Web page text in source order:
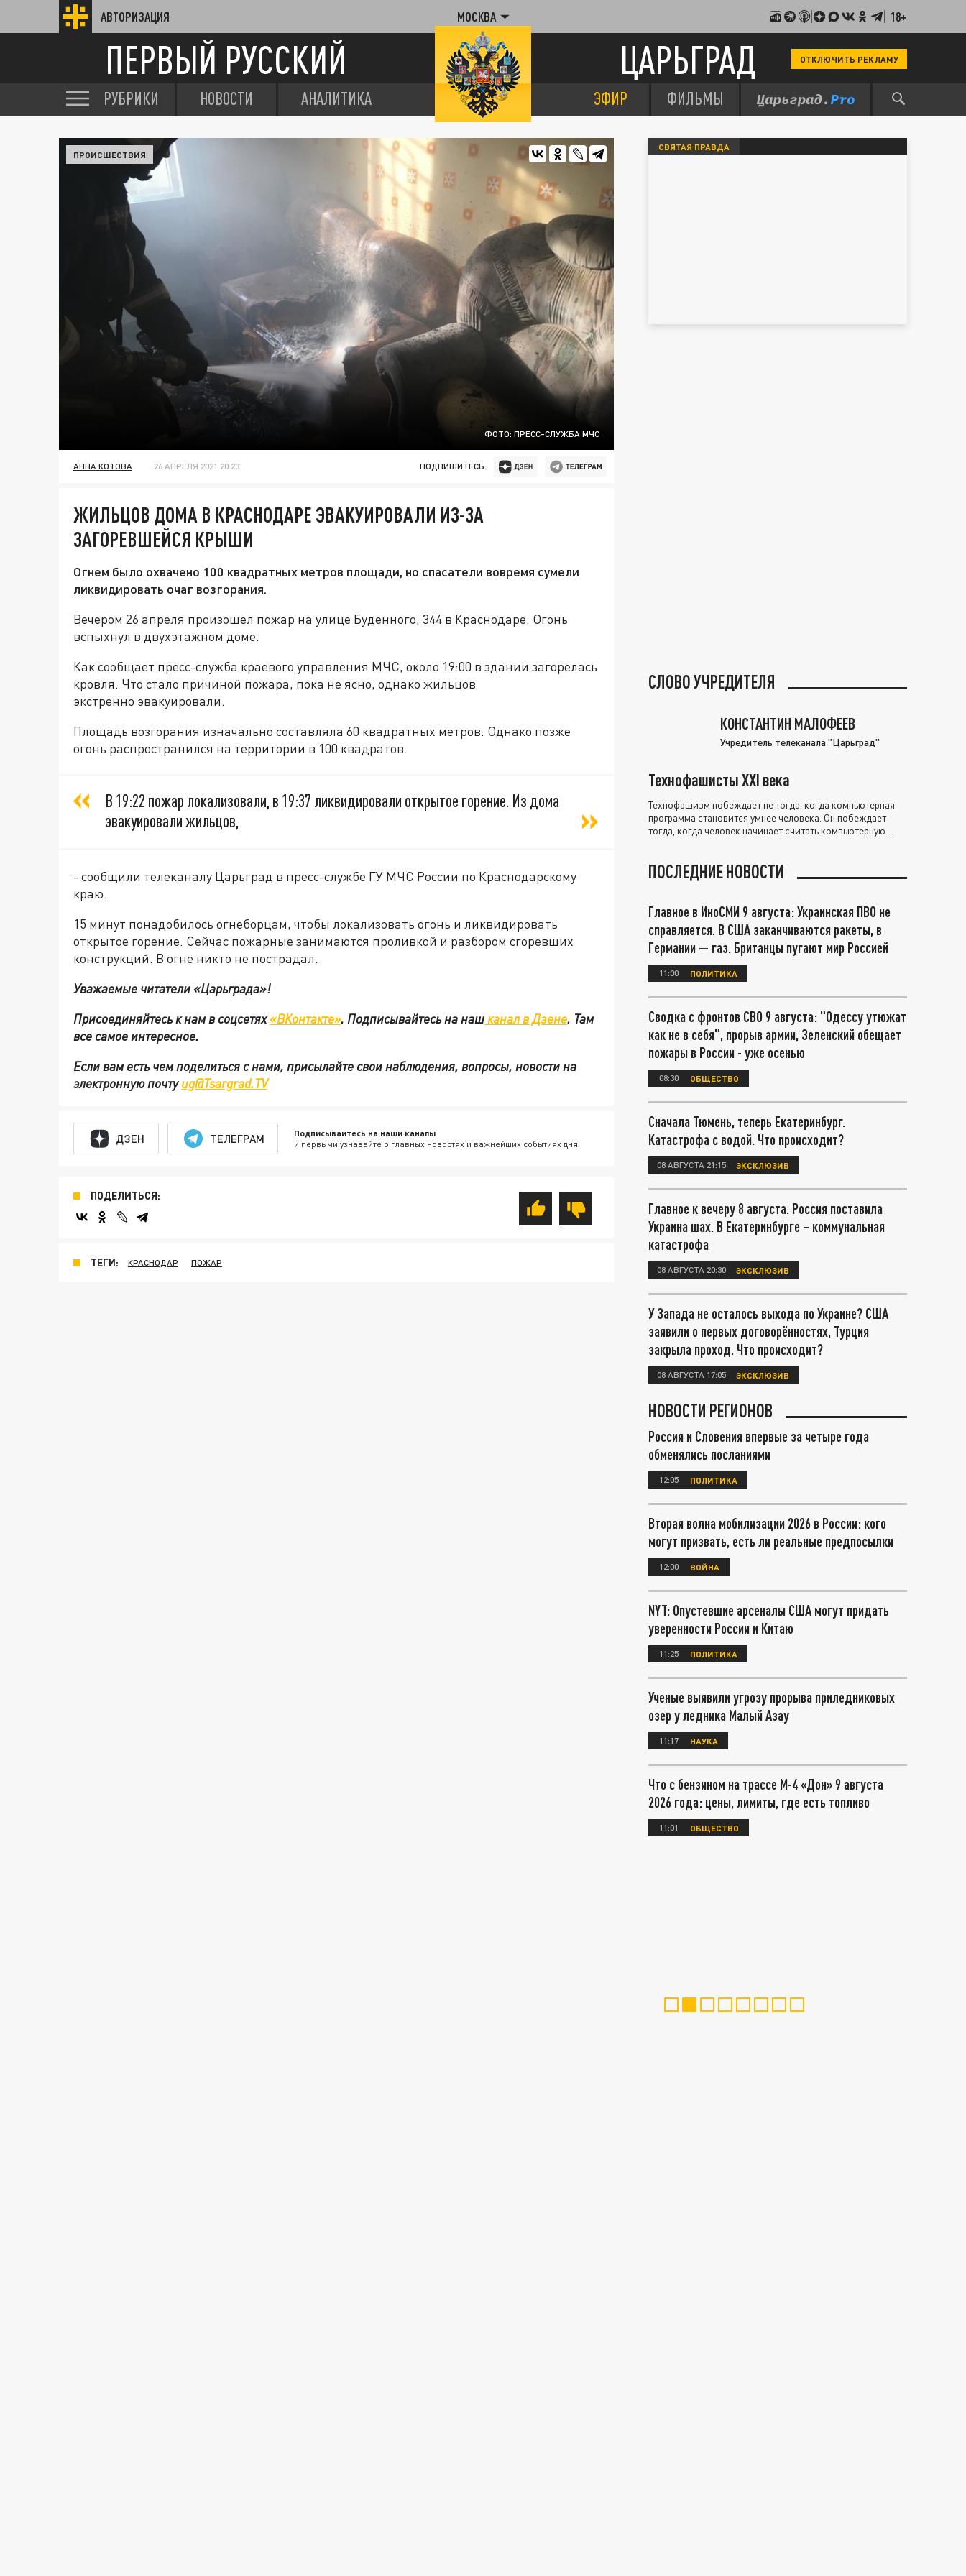
АВТОРИЗАЦИЯ МОСКВА 18+
ПЕРВЫЙ РУССКИЙ ЦАРЬГРАД ОТКЛЮЧИТЬ РЕКЛАМУ
РУБРИКИ НОВОСТИ АНАЛИТИКА ЭФИР ФИЛЬМЫ
ФОТО: ПРЕСС-СЛУЖБА МЧС
ПРОИСШЕСТВИЯ
АННА КОТОВА 26 АПРЕЛЯ 2021 20:23 ПОДПИШИТЕСЬ:
ЖИЛЬЦОВ ДОМА В КРАСНОДАРЕ ЭВАКУИРОВАЛИ ИЗ-ЗА
ЗАГОРЕВШЕЙСЯ КРЫШИ
Огнем было охвачено 100 квадратных метров площади, но спасатели вовремя сумели
ликвидировать очаг возгорания.
Вечером 26 апреля произошел пожар на улице Буденного, 344 в Краснодаре. Огонь
вспыхнул в двухэтажном доме.
Как сообщает пресс-служба краевого управления МЧС, около 19:00 в здании загорелась
кровля. Что стало причиной пожара, пока не ясно, однако жильцов
экстренно эвакуировали.
Площадь возгорания изначально составляла 60 квадратных метров. Однако позже
огонь распространился на территории в 100 квадратов.
В 19:22 пожар локализовали, в 19:37 ликвидировали открытое горение. Из дома
эвакуировали жильцов,
- сообщили телеканалу Царьград в пресс-службе ГУ МЧС России по Краснодарскому
краю.
15 минут понадобилось огнеборцам, чтобы локализовать огонь и ликвидировать
открытое горение. Сейчас пожарные занимаются проливкой и разбором сгоревших
конструкций. В огне никто не пострадал.
Уважаемые читатели «Царьграда»!
Присоединяйтесь к нам в соцсетях«ВКонтакте». Подписывайтесь на нашканал в Дзене. Там
все самое интересное.
Если вам есть чем поделиться с нами, присылайте свои наблюдения, вопросы, новости на
электронную почтуug@Tsargrad.TV
ДЗЕН ТЕЛЕГРАМ Подписывайтесь на наши каналы
и первыми узнавайте о главных новостях и важнейших событиях дня.
ПОДЕЛИТЬСЯ:
ТЕГИ: КРАСНОДАР ПОЖАР
СВЯТАЯ ПРАВДА
СЛОВО УЧРЕДИТЕЛЯ
КОНСТАНТИН МАЛОФЕЕВ
Учредитель телеканала "Царьград"
Технофашисты XXI века
Технофашизм побеждает не тогда, когда компьютерная
программа становится умнее человека. Он побеждает
тогда, когда человек начинает считать компьютерную
ПОСЛЕДНИЕ НОВОСТИ
Главное в ИноСМИ 9 августа: Украинская ПВО не
справляется. В США заканчиваются ракеты, в
Германии — газ. Британцы пугают мир Россией
11:00 ПОЛИТИКА
Сводка с фронтов СВО 9 августа: "Одессу утюжат
как не в себя", прорыв армии, Зеленский обещает
пожары в России - уже осенью
08:30 ОБЩЕСТВО
Сначала Тюмень, теперь Екатеринбург.
Катастрофа с водой. Что происходит?
08 АВГУСТА 21:15 ЭКСКЛЮЗИВ
Главное к вечеру 8 августа. Россия поставила
Украина шах. В Екатеринбурге – коммунальная
катастрофа
08 АВГУСТА 20:30 ЭКСКЛЮЗИВ
У Запада не осталось выхода по Украине? США
заявили о первых договорённостях, Турция
закрыла проход. Что происходит?
08 АВГУСТА 17:05 ЭКСКЛЮЗИВ
НОВОСТИ РЕГИОНОВ
Россия и Словения впервые за четыре года
обменялись посланиями
12:05 ПОЛИТИКА
Вторая волна мобилизации 2026 в России: кого
могут призвать, есть ли реальные предпосылки
12:00 ВОЙНА
NYT: Опустевшие арсеналы США могут придать
уверенности России и Китаю
11:25 ПОЛИТИКА
Ученые выявили угрозу прорыва приледниковых
озер у ледника Малый Азау
11:17 НАУКА
Что с бензином на трассе М-4 «Дон» 9 августа
2026 года: цены, лимиты, где есть топливо
11:01 ОБЩЕСТВО